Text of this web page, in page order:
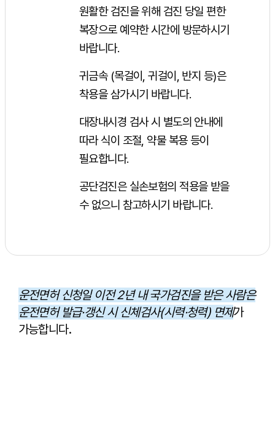
원활한 검진을 위해 검진 당일 편한
복장으로 예약한 시간에 방문하시기
바랍니다.
귀금속 (목걸이, 귀걸이, 반지 등)은
착용을 삼가시기 바랍니다.
대장내시경 검사 시 별도의 안내에
따라 식이 조절, 약물 복용 등이
필요합니다.
공단검진은 실손보험의 적용을 받을
수 없으니 참고하시기 바랍니다.
운전면허 신청일 이전 2년 내 국가검진을 받은 사람은
운전면허 발급·갱신 시 신체검사(시력·청력) 면제가
가능합니다.